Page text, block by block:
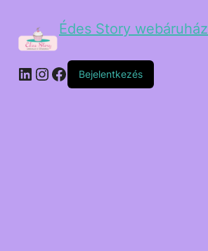
Édes Story webáruház
Bejelentkezés